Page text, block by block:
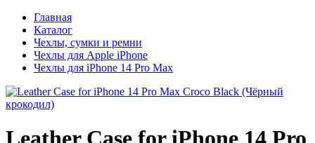
Главная
Каталог
Чехлы, сумки и ремни
Чехлы для Apple iPhone
Чехлы для iPhone 14 Pro Max